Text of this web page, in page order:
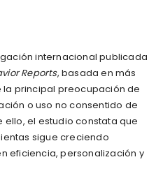
internacional publicada
Reports, basada en más
la principal preocupación de
o uso no consentido de
el estudio constata que
sigue creciendo
eficiencia, personalización y